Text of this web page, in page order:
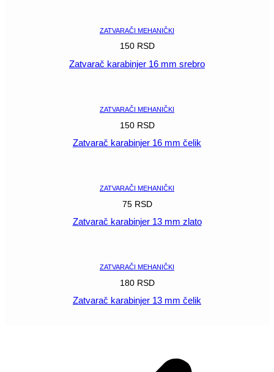
ZATVARAČI MEHANIČKI
150 RSD
Zatvarač karabinjer 16 mm srebro
ZATVARAČI MEHANIČKI
150 RSD
Zatvarač karabinjer 16 mm čelik
ZATVARAČI MEHANIČKI
75 RSD
Zatvarač karabinjer 13 mm zlato
ZATVARAČI MEHANIČKI
180 RSD
Zatvarač karabinjer 13 mm čelik